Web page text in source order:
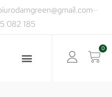
082 185
0